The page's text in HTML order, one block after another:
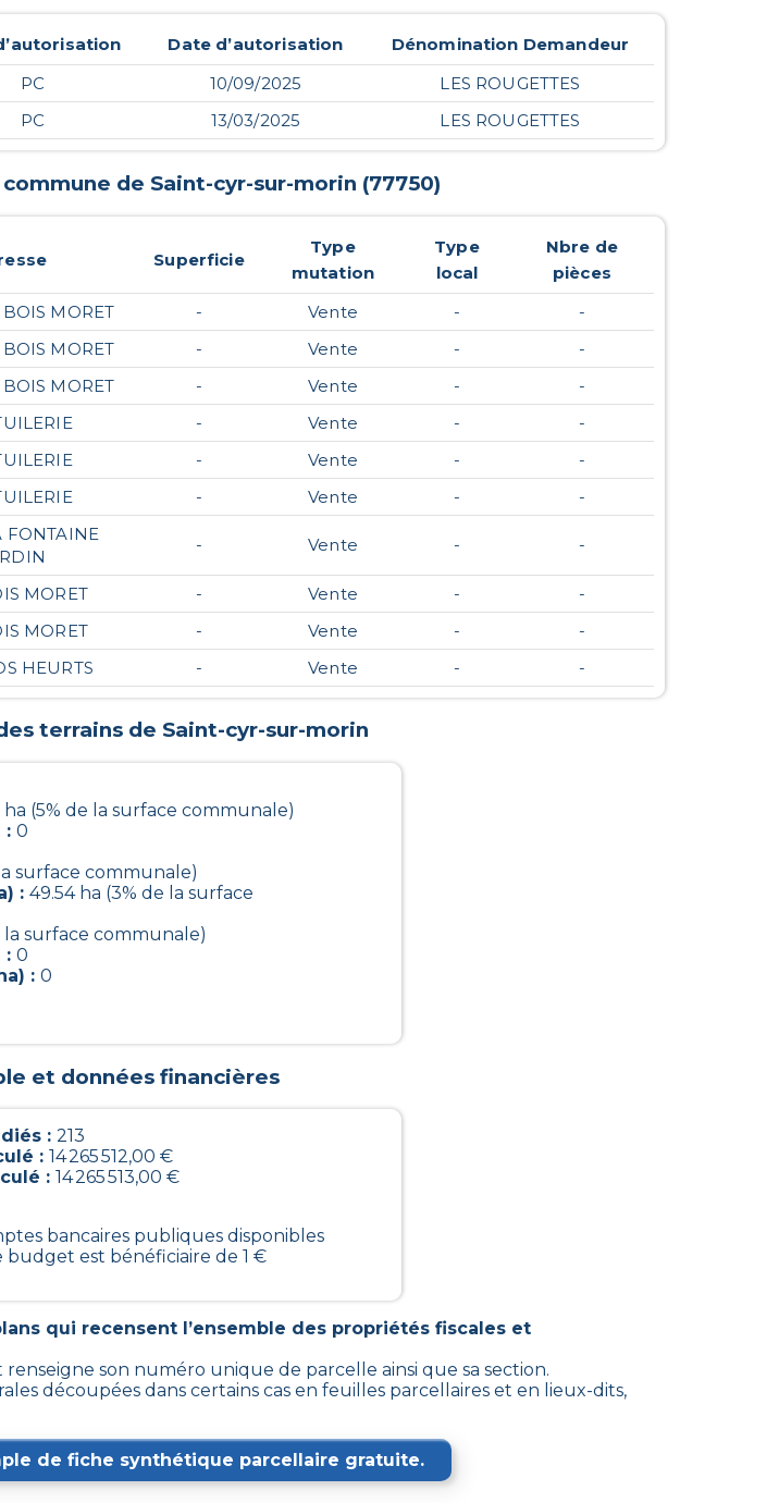
Date d’autorisation
Dénomination Demandeur
PC 10/09/2025
LES ROUGETTES
PC 13/03/2025 LES ROUGETTES
de Saint-cyr-sur-morin (77750)
Superficie
Type
mutation
Type
local
Nbre de
pièces
BOIS MORET - Vente -
-
BOIS MORET - Vente -
-
BOIS MORET - Vente -
-
- Vente -
-
- Vente -
-
- Vente - -
FONTAINE
- Vente - -
MORET - Vente -
-
MORET - Vente -
-
HEURTS - Vente - -
terrains de Saint-cyr-sur-morin
ha (5% de la surface communale)
: 0
surface communale)
: 49.54 ha (3% de la surface
la surface communale)
: 0
: 0
et données financières
: 213
: 14 265 512,00 €
: 14 265 513,00 €
bancaires publiques disponibles
est bénéficiaire de 1 €
qui recensent l’ensemble des propriétés fiscales et
son numéro unique de parcelle ainsi que sa section.
découpées dans certains cas en feuilles parcellaires et en lieux-dits,
de fiche synthétique parcellaire gratuite.